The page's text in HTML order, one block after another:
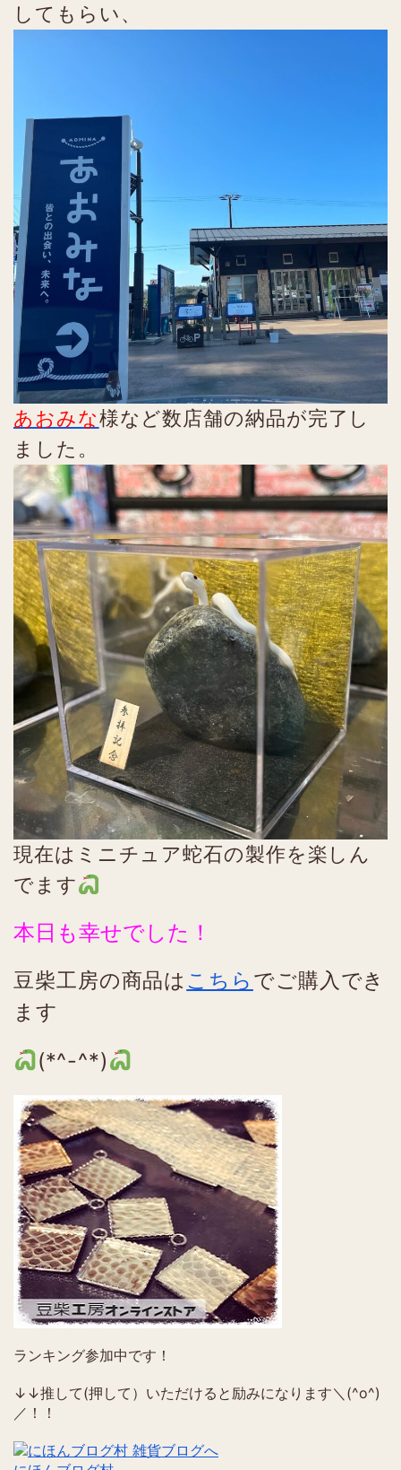
してもらい、
あおみな様など数店舗の納品が完了し
ました。
現在はミニチュア蛇石の製作を楽しん
でます
本日も幸せでした！
豆柴工房の商品は こちら でご購入でき
ます
(*^-^*)
ランキング参加中です！
↓↓推して(押して）いただけると励みになります＼(^o^)
／！！